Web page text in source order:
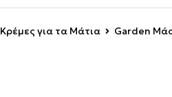
Κρέμες για τα Μάτια Garden